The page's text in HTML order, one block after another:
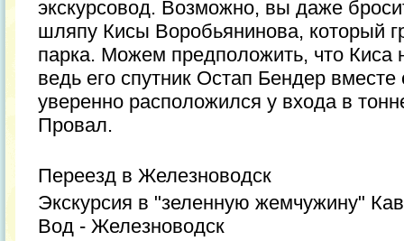
экскурсовод. Возможно, вы даже
шляпу Кисы Воробьянинова, который
парка. Можем предположить, что Киса
ведь его спутник Остап Бендер
уверенно расположился у входа в
Провал.
Переезд в Железноводск
Экскурсия в "зеленную жемчужину"
Вод - Железноводск